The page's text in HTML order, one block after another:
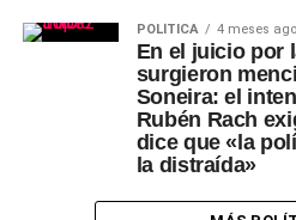
POLÍTICA 4 meses ago
En el juicio por
surgieron
Soneira: el
Rubén Rach
dice que «la
la distraída»